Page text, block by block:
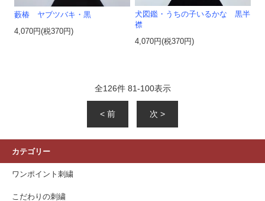
藪椿 ヤブツバキ・黒
4,070円(税370円)
犬図鑑・うちの子いるかな 黒半
襟
4,070円(税370円)
全126件 81-100表示
< 前 次 >
カテゴリー
ワンポイント刺繍
こだわりの刺繍